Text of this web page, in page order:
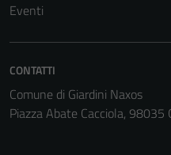
Eventi
CONTATTI
Comune di Giardini Naxos
Piazza Abate Cacciola, 98035